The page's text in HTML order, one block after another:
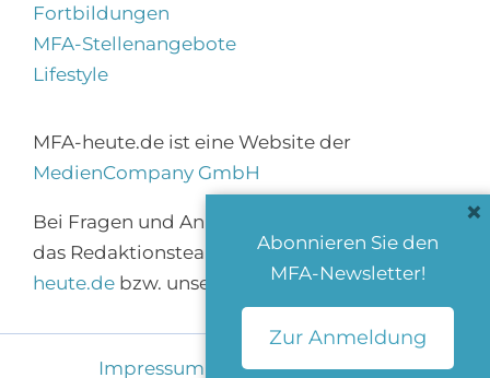
Fortbildungen
MFA-Stellenangebote
Lifestyle
MFA-heute.de ist eine Website der
MedienCompany GmbH
Bei Fragen und Anregungen erreichen Sie
das Redaktionsteam überinfo@mfa-
heute.debzw. unser Kontaktformular.
Impressum Datenschutz|AGB
Abonnieren Sie den
MFA-Newsletter!
Zur Anmeldung
×